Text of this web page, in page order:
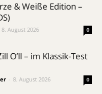
& Weiße Edition –
8. August 2026 0
O’ll – im Klassik-Test
8. August 2026 0